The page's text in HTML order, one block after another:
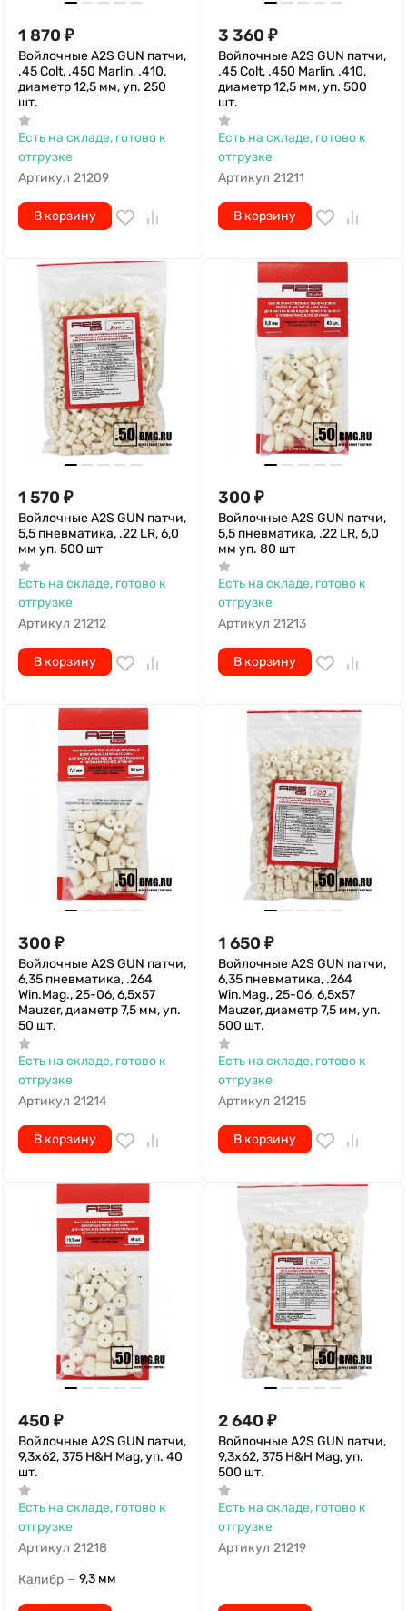
1 870 ₽
Войлочные A2S GUN патчи,
.45 Colt, .450 Marlin, .410,
диаметр 12,5 мм, уп. 250
шт.
Есть на складе, готово к
отгрузке
Артикул 21209
В корзину
3 360 ₽
Войлочные A2S GUN патчи,
.45 Colt, .450 Marlin, .410,
диаметр 12,5 мм, уп. 500
шт.
Есть на складе, готово к
отгрузке
Артикул 21211
В корзину
1 570 ₽
Войлочные A2S GUN патчи,
5,5 пневматика, .22 LR, 6,0
мм уп. 500 шт
Есть на складе, готово к
отгрузке
Артикул 21212
В корзину
300 ₽
Войлочные A2S GUN патчи,
5,5 пневматика, .22 LR, 6,0
мм уп. 80 шт
Есть на складе, готово к
отгрузке
Артикул 21213
В корзину
300 ₽
Войлочные A2S GUN патчи,
6,35 пневматика, .264
Win.Mag., 25-06, 6,5x57
Mauzer, диаметр 7,5 мм, уп.
50 шт.
Есть на складе, готово к
отгрузке
Артикул 21214
В корзину
1 650 ₽
Войлочные A2S GUN патчи,
6,35 пневматика, .264
Win.Mag., 25-06, 6,5x57
Mauzer, диаметр 7,5 мм, уп.
500 шт.
Есть на складе, готово к
отгрузке
Артикул 21215
В корзину
450 ₽
Войлочные A2S GUN патчи,
9,3x62, 375 H&H Mag, уп. 40
шт.
Есть на складе, готово к
отгрузке
Артикул 21218
Калибр — 9,3 мм
2 640 ₽
Войлочные A2S GUN патчи,
9,3x62, 375 H&H Mag, уп.
500 шт.
Есть на складе, готово к
отгрузке
Артикул 21219